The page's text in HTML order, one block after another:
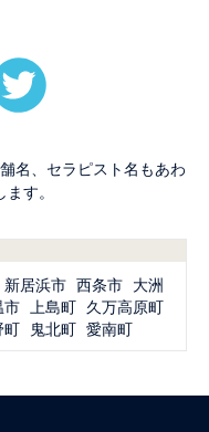
名、セラピスト名もあわ
す。
新居浜市 西条市 大洲
市 上島町 久万高原町
町 鬼北町 愛南町